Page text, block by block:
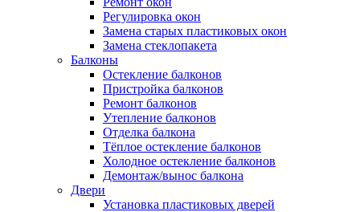
Регулировка окон
Замена старых пластиковых окон
Замена стеклопакета
Балконы
Остекление балконов
Пристройка балконов
Ремонт балконов
Утепление балконов
Отделка балкона
Тёплое остекление балконов
Холодное остекление балконов
Демонтаж/вынос балкона
Двери
Установка пластиковых дверей